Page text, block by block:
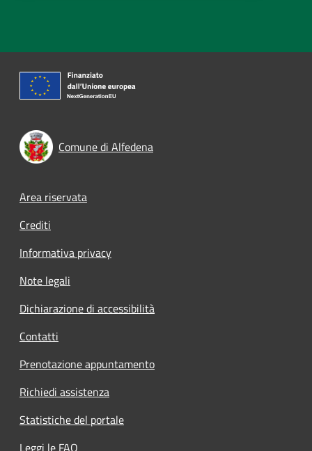
Comune di Alfedena
Footer menu
Area riservata
Crediti
Informativa privacy
Note legali
Dichiarazione di accessibilità
Contatti
Prenotazione appuntamento
Richiedi assistenza
Statistiche del portale
Leggi le FAQ